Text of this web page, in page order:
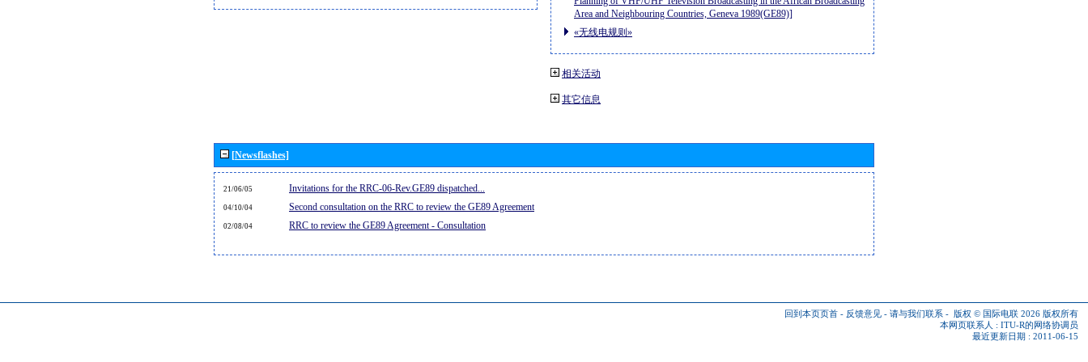
Area and Neighbouring Countries, Geneva 1989(GE89)]
«无线电规则»
相关活动
其它信息
[Newsflashes]
21/06/05 Invitations for the RRC-06-Rev.GE89 dispatched...
04/10/04 Second consultation on the RRC to review the GE89 Agreement
02/08/04 RRC to review the GE89 Agreement - Consultation
回到本页页首 - 反馈意见 - 请与我们联系 - 版权 © 国际电联 2026 版权所有
本网页联系人 : ITU-R的网络协调员
最近更新日期 : 2011-06-15